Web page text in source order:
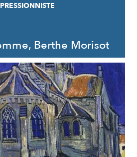
Berthe Morisot